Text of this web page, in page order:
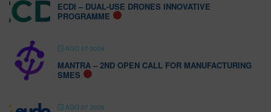
ECDI – DUAL-USE DRONES INNOVATIVE
PROGRAMME
AGO 07 2026
MANTRA – 2ND OPEN CALL FOR MANUFACTURING
SMES
AGO 07 2026